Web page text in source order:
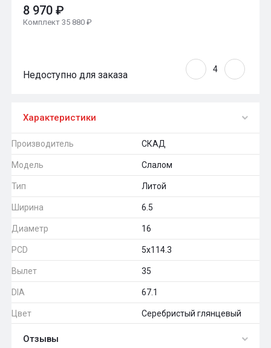
8 970 ₽
Комплект 35 880 ₽
Недоступно для заказа
Характеристики
Производитель СКАД
Модель Слалом
Тип Литой
Ширина 6.5
Диаметр 16
PCD 5x114.3
Вылет 35
DIA 67.1
Цвет Серебристый глянцевый
Отзывы